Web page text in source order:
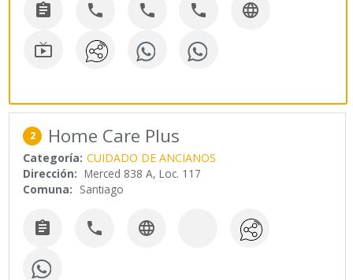
    

2 Home Care Plus
Categoría: CUIDADO DE ANCIANOS
Dirección: Merced 838 A, Loc. 117
Comuna: Santiago
  